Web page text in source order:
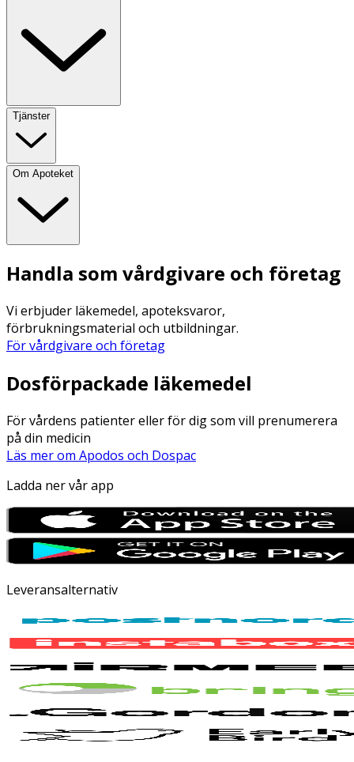
Tjänster
Om Apoteket
Handla som vårdgivare och företag
Vi erbjuder läkemedel, apoteksvaror,
förbrukningsmaterial och utbildningar.
För vårdgivare och företag
Dosförpackade läkemedel
För vårdens patienter eller för dig som vill prenumerera
på din medicin
Läs mer om Apodos och Dospac
Ladda ner vår app
Leveransalternativ